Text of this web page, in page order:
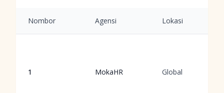
Nombor Agensi Lokasi
1 MokaHR Global